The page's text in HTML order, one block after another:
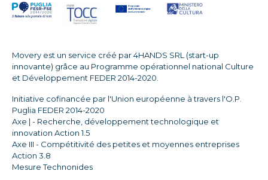
Movery est un service créé par 4HANDS SRL (start-up
innovante) grâce au Programme opérationnel national Culture
et Développement FEDER 2014-2020.
Initiative cofinancée par l'Union européenne à travers l'O.P.
Puglia FEDER 2014-2020
Axe | - Recherche, développement technologique et
innovation Action 1.5
Axe III - Compétitivité des petites et moyennes entreprises
Action 3.8
Mesure Technonides